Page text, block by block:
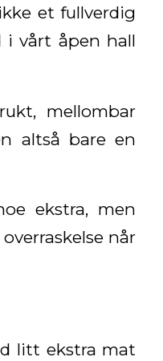
et fullverdig
i vårt åpen hall
mellombar
altså bare en
ekstra, men
når
litt ekstra mat